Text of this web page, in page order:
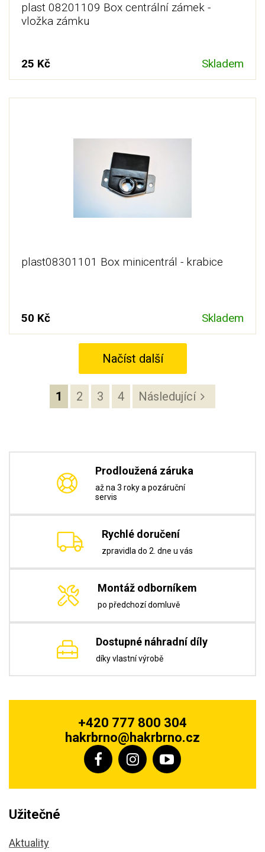
plast 08201109 Box centrální zámek -
vložka zámku
25 Kč Skladem
plast08301101 Box minicentrál - krabice
50 Kč Skladem
Načíst další
1 2 3 4 Následující
Prodloužená záruka
až na 3 roky a pozáruční
servis
Rychlé doručení
zpravidla do 2. dne u vás
Montáž odborníkem
po předchozí domluvě
Dostupné náhradní díly
díky vlastní výrobě
+420 777 800 304
hakrbrno@hakrbrno.cz
Užitečné
Aktuality